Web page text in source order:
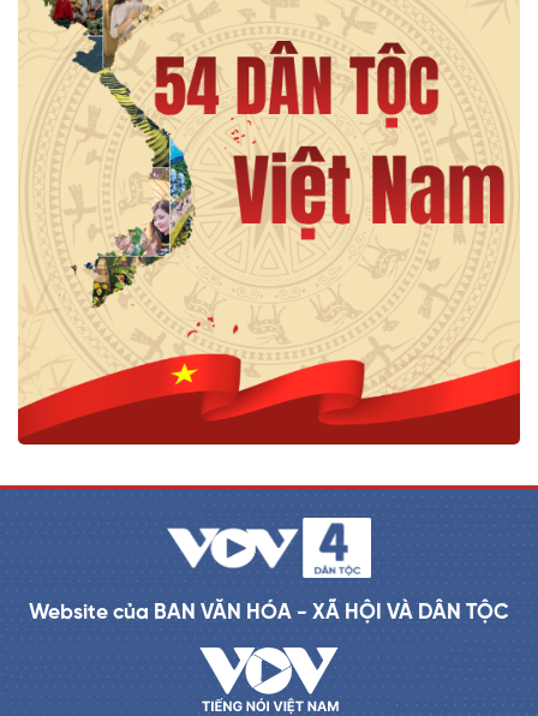
Website của BAN VĂN HÓA - XÃ HỘI VÀ DÂN TỘC